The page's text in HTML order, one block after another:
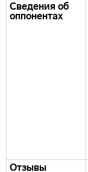
Сведения об
оппонентах
Отзывы